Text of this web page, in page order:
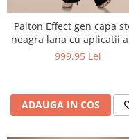
Palton Effect gen capa
neagra lana cu aplicatii
999,95 Lei
ADAUGA IN COS